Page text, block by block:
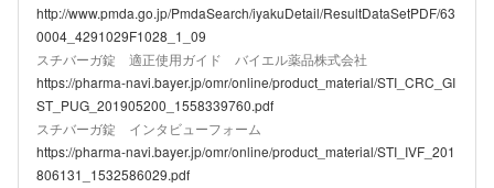
http://www.pmda.go.jp/PmdaSearch/iyakuDetail/ResultDataSetPDF/63
0004_4291029F1028_1_09
スチバーガ錠 適正使用ガイド バイエル薬品株式会社
https://pharma-navi.bayer.jp/omr/online/product_material/STI_CRC_GI
ST_PUG_201905200_1558339760.pdf
スチバーガ錠 インタビューフォーム
https://pharma-navi.bayer.jp/omr/online/product_material/STI_IVF_201
806131_1532586029.pdf